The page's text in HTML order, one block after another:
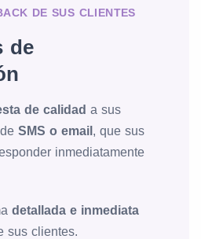
DE SUS CLIENTES
de
de calidad a sus
SMS o email , que sus
inmediatamente
detallada e inmediata
sus clientes.